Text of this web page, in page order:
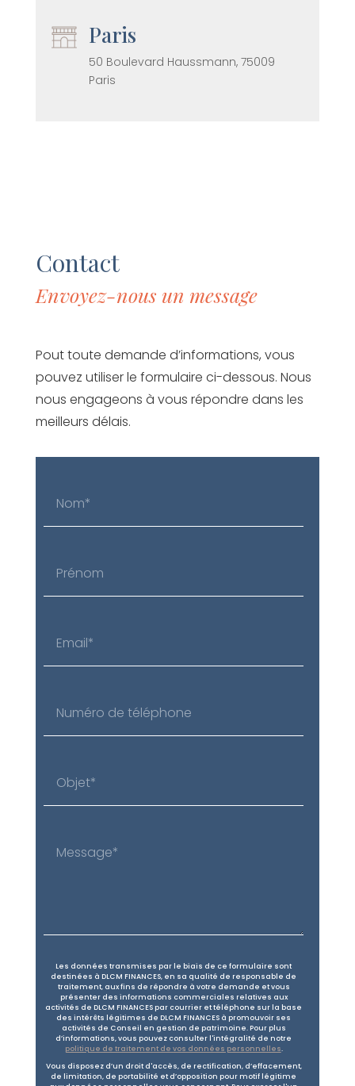
Paris
50 Boulevard Haussmann, 75009
Paris
Contact
Envoyez-nous un message
Pout toute demande d’informations, vous
pouvez utiliser le formulaire ci-dessous. Nous
nous engageons à vous répondre dans les
meilleurs délais.
Les données transmises par le biais de ce formulaire sont
destinées à DLCM FINANCES, en sa qualité de responsable de
traitement, aux fins de répondre à votre demande et vous
présenter des informations commerciales relatives aux
activités de DLCM FINANCES par courrier et téléphone sur la base
des intérêts légitimes de DLCM FINANCES à promouvoir ses
activités de Conseil en gestion de patrimoine. Pour plus
d’informations, vous pouvez consulter l'intégralité de notre
politique de traitement de vos données personnelles.
Vous disposez d’un droit d'accès, de rectification, d’effacement,
de limitation, de portabilité et d’opposition pour motif légitime